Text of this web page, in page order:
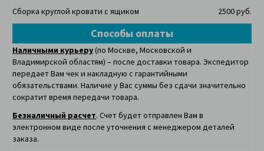
Сборка круглой кровати с ящиком
2500 руб.
Способы оплаты
Наличными курьеру(по Москве, Московской и
Владимирской областям) – после доставки товара. Экспедитор
передает Вам чек и накладную с гарантийными
обязательствами. Наличие у Вас суммы без сдачи значительно
сократит время передачи товара.
Безналичный расчет. Счет будет отправлен Вам в
электронном виде после уточнения с менеджером деталей
заказа.